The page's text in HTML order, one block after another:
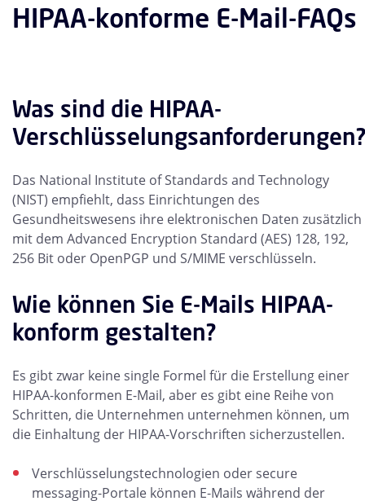
HIPAA-konforme E-Mail-FAQs
Was sind die HIPAA-
Verschlüsselungsanforderungen?
Das National Institute of Standards and Technology
(NIST) empfiehlt, dass Einrichtungen des
Gesundheitswesens ihre elektronischen Daten zusätzlich
mit dem Advanced Encryption Standard (AES) 128, 192,
256 Bit oder OpenPGP und S/MIME verschlüsseln.
Wie können Sie E-Mails HIPAA-
konform gestalten?
Es gibt zwar keine single Formel für die Erstellung einer
HIPAA-konformen E-Mail, aber es gibt eine Reihe von
Schritten, die Unternehmen unternehmen können, um
die Einhaltung der HIPAA-Vorschriften sicherzustellen.
Verschlüsselungstechnologien oder secure
messaging-Portale können E-Mails während der